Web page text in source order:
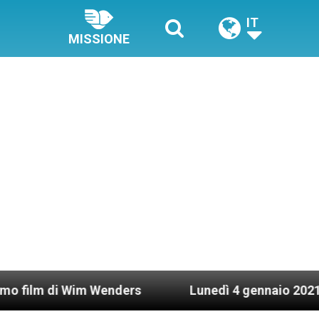
MISSIONE
IT
Wenders Lunedì 4 gennaio 2021: Possesso